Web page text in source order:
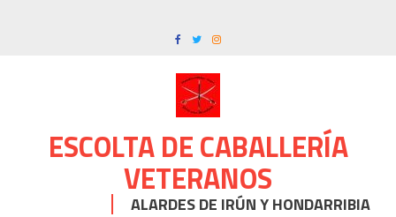
ESCOLTA DE CABALLERÍA
VETERANOS
ALARDES DE IRÚN Y HONDARRIBIA